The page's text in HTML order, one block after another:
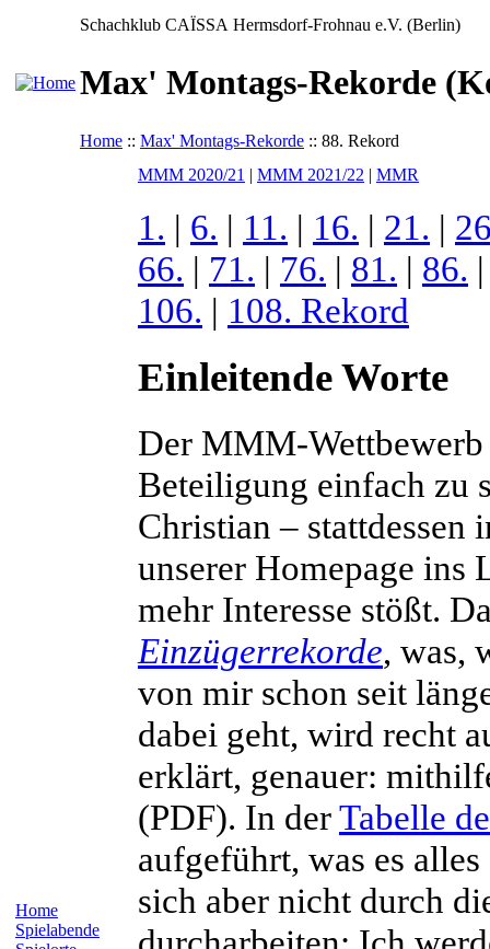
Schachklub CAÏSSA Hermsdorf-Frohnau e.V. (Berlin)
Max' Montags-Rekorde
Home :: Max' Montags-Rekorde :: 88. Rekord
Home
Spielabende
MMM 2020/21 | MMM 2021/22 | MMR
1. | 6. | 11. | 16. | 21. |
66. | 71. | 76. | 81. | 86.
106. | 108. Rekord
Einleitende Worte
Der MMM-Wettbewerb
Beteiligung einfach zu
Christian –
unserer Homepage ins
mehr Interesse stößt.
Einzügerrekorde, was,
von mir schon seit
dabei geht, wird recht
erklärt, genauer:
(PDF). In derTabelle
aufgeführt, was es
sich aber nicht durch